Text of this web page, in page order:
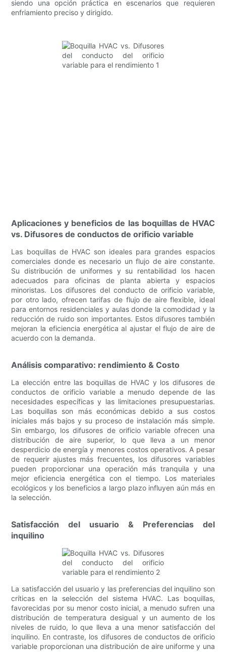
siendo una opción práctica en escenarios que requieren
enfriamiento preciso y dirigido.
Aplicaciones y beneficios de las boquillas de HVAC
vs. Difusores de conductos de orificio variable
Las boquillas de HVAC son ideales para grandes espacios
comerciales donde es necesario un flujo de aire constante.
Su distribución de uniformes y su rentabilidad los hacen
adecuados para oficinas de planta abierta y espacios
minoristas. Los difusores del conducto de orificio variable,
por otro lado, ofrecen tarifas de flujo de aire flexible, ideal
para entornos residenciales y aulas donde la comodidad y la
reducción de ruido son importantes. Estos difusores también
mejoran la eficiencia energética al ajustar el flujo de aire de
acuerdo con la demanda.
Análisis comparativo: rendimiento & Costo
La elección entre las boquillas de HVAC y los difusores de
conductos de orificio variable a menudo depende de las
necesidades específicas y las limitaciones presupuestarias.
Las boquillas son más económicas debido a sus costos
iniciales más bajos y su proceso de instalación más simple.
Sin embargo, los difusores de orificio variable ofrecen una
distribución de aire superior, lo que lleva a un menor
desperdicio de energía y menores costos operativos. A pesar
de requerir ajustes más frecuentes, los difusores variables
pueden proporcionar una operación más tranquila y una
mejor eficiencia energética con el tiempo. Los materiales
ecológicos y los beneficios a largo plazo influyen aún más en
la selección.
Satisfacción del usuario & Preferencias del
inquilino
La satisfacción del usuario y las preferencias del inquilino son
críticas en la selección del sistema HVAC. Las boquillas,
favorecidas por su menor costo inicial, a menudo sufren una
distribución de temperatura desigual y un aumento de los
niveles de ruido, lo que lleva a una menor satisfacción del
inquilino. En contraste, los difusores de conductos de orificio
variable proporcionan una distribución de aire uniforme y una